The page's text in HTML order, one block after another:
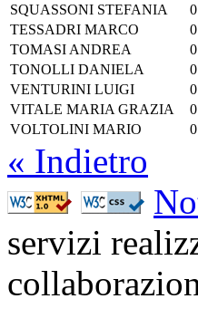
SQUASSONI STEFANIA
0
TESSADRI MARCO
0
TOMASI ANDREA
0
TONOLLI DANIELA
0
VENTURINI LUIGI
0
VITALE MARIA GRAZIA
0
VOLTOLINI MARIO
0
« Indietro
servizi